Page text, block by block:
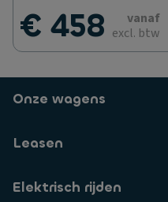
€ 458
vanaf
excl. btw
Onze wagens
Leasen
Elektrisch rijden